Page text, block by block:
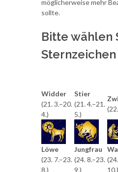
möglicherweise mehr
sollte.
Bitte wählen
Sternzeichen
Widder
(21. 3.–20.
4.)
Stier
(21. 4.–21.
5.)
Löwe
(23. 7.–23.
8.)
Jungfrau
(24. 8.–23.
9.)
10.)